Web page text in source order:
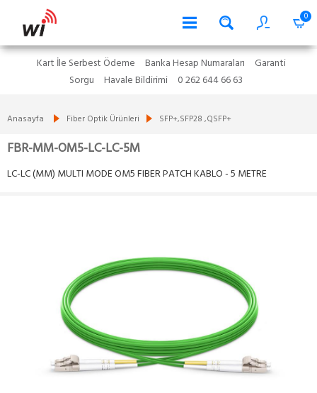
0
Kart İle Serbest Ödeme Banka Hesap Numaraları
Garanti
Sorgu
Havale Bildirimi 0 262 644 66 63
Anasayfa Fiber Optik Ürünleri SFP+,SFP28 ,QSFP+
FBR-MM-OM5-LC-LC-5M
LC-LC (MM) MULTI MODE OM5 FIBER PATCH KABLO - 5 METRE